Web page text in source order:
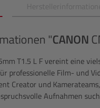
"CANON
T1.5 L F vereint eine
professionelle Film- und
Creator und
Aufnahmen